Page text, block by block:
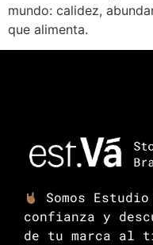
mundo: calidez,
que alimenta.
Somos
confianza y
de tu marca al